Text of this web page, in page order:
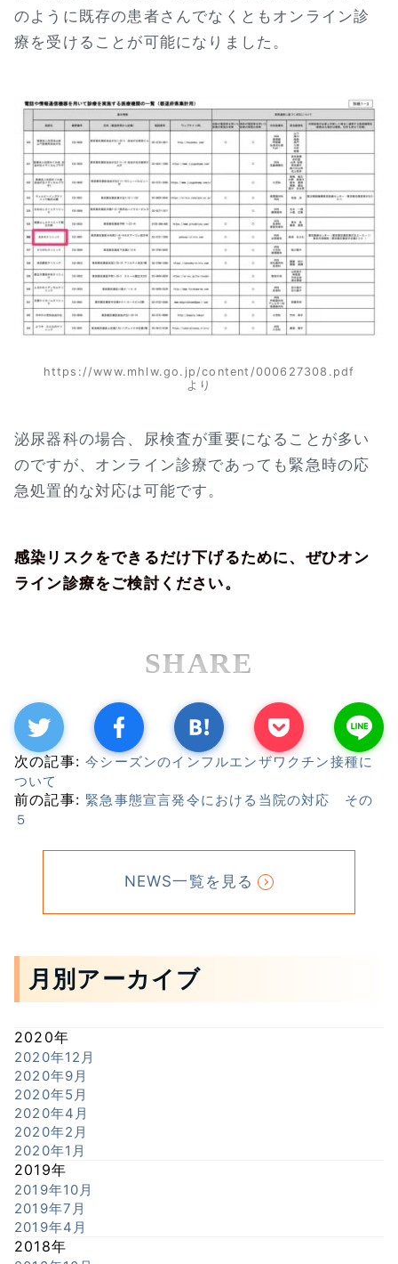
のように既存の患者さんでなくともオンライン診
療を受けることが可能になりました。
https://www.mhlw.go.jp/content/000627308.pdf
より
泌尿器科の場合、尿検査が重要になることが多い
のですが、オンライン診療であっても緊急時の応
急処置的な対応は可能です。
感染リスクをできるだけ下げるために、ぜひオン
ライン診療をご検討ください。
SHARE
次の記事:今シーズンのインフルエンザワクチン接種に
ついて
前の記事: 緊急事態宣言発令における当院の対応 その
５
NEWS一覧を見る
月別アーカイブ
2020年
2020年12月
2020年9月
2020年5月
2020年4月
2020年2月
2020年1月
2019年
2019年10月
2019年7月
2019年4月
2018年